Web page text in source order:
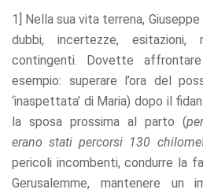
1] Nella sua vita terrena, Giuseppe
dubbi, incertezze, esitazioni,
contingenti. Dovette
esempio: superare l’ora del
‘inaspettata’ di Maria) dopo il
la sposa prossima al parto (
erano stati percorsi 130
pericoli incombenti, condurre la
Gerusalemme, mantenere un